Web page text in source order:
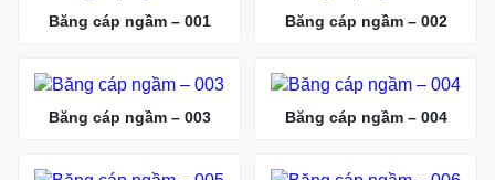
Băng cáp ngầm – 001 Băng cáp ngầm – 002
Băng cáp ngầm – 003 Băng cáp ngầm – 004